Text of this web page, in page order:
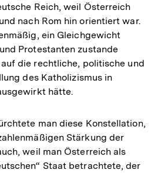
Reich, weil Österreich
nach Rom hin orientiert war.
ein Gleichgewicht
Protestanten zustande
die rechtliche, politische und
des Katholizismus in
hätte.
man diese Konstellation,
Stärkung der
weil man Österreich als
Staat betrachtete, der